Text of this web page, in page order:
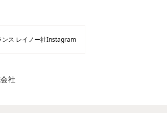
ンス レイノー社Instagram
社